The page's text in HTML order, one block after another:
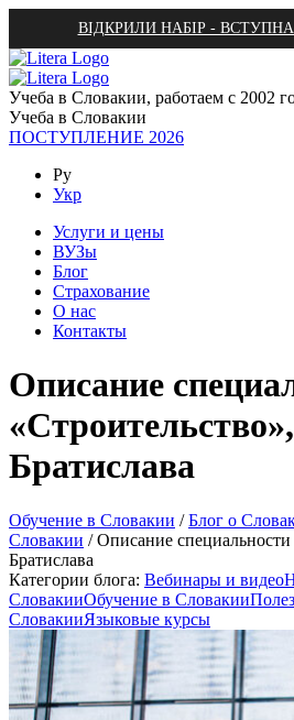
ВІДКРИЛИ НАБІР -
Учеба в Словакии, работаем с 2002
Учеба в Словакии
ПОСТУПЛЕНИЕ 2026
Ру
Укр
Услуги и цены
ВУЗы
Блог
Страхование
О нас
Контакты
Описание
Братислава
Обучение в Словакии /Блог о
Словакии /Описание
Братислава
Категории блога: Вебинары и видео
СловакииОбучение в Словакии
СловакииЯзыковые курсы